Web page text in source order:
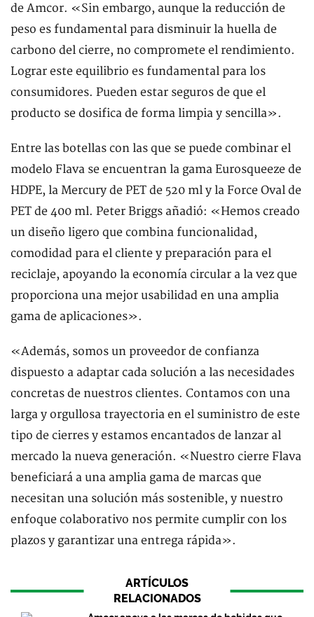
de Amcor. «Sin embargo, aunque la reducción de
peso es fundamental para disminuir la huella de
carbono del cierre, no compromete el rendimiento.
Lograr este equilibrio es fundamental para los
consumidores. Pueden estar seguros de que el
producto se dosifica de forma limpia y sencilla».
Entre las botellas con las que se puede combinar el
modelo Flava se encuentran la gama Eurosqueeze de
HDPE, la Mercury de PET de 520 ml y la Force Oval de
PET de 400 ml. Peter Briggs añadió: «Hemos creado
un diseño ligero que combina funcionalidad,
comodidad para el cliente y preparación para el
reciclaje, apoyando la economía circular a la vez que
proporciona una mejor usabilidad en una amplia
gama de aplicaciones».
«Además, somos un proveedor de confianza
dispuesto a adaptar cada solución a las necesidades
concretas de nuestros clientes. Contamos con una
larga y orgullosa trayectoria en el suministro de este
tipo de cierres y estamos encantados de lanzar al
mercado la nueva generación. «Nuestro cierre Flava
beneficiará a una amplia gama de marcas que
necesitan una solución más sostenible, y nuestro
enfoque colaborativo nos permite cumplir con los
plazos y garantizar una entrega rápida».
ARTÍCULOS
RELACIONADOS